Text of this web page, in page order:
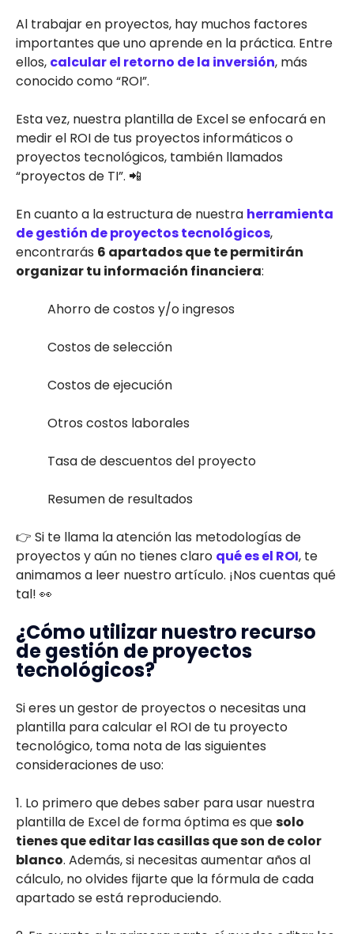
Al trabajar en proyectos, hay muchos factores
importantes que uno aprende en la práctica. Entre
ellos, calcular el retorno de la inversión, más
conocido como “ROI”.
Esta vez, nuestra plantilla de Excel se enfocará en
medir el ROI de tus proyectos informáticos o
proyectos tecnológicos, también llamados
“proyectos de TI”. 📲
En cuanto a la estructura de nuestra herramienta
de gestión de proyectos tecnológicos,
encontrarás 6 apartados que te permitirán
organizar tu información financiera:
Ahorro de costos y/o ingresos
Costos de selección
Costos de ejecución
Otros costos laborales
Tasa de descuentos del proyecto
Resumen de resultados
👉 Si te llama la atención las metodologías de
proyectos y aún no tienes claro qué es el ROI, te
animamos a leer nuestro artículo. ¡Nos cuentas qué
tal! 👀
¿Cómo utilizar nuestro recurso
de gestión de proyectos
tecnológicos?
Si eres un gestor de proyectos o necesitas una
plantilla para calcular el ROI de tu proyecto
tecnológico, toma nota de las siguientes
consideraciones de uso:
1. Lo primero que debes saber para usar nuestra
plantilla de Excel de forma óptima es quesolo
tienes que editar las casillas que son de color
blanco. Además, si necesitas aumentar años al
cálculo, no olvides fijarte que la fórmula de cada
apartado se está reproduciendo.